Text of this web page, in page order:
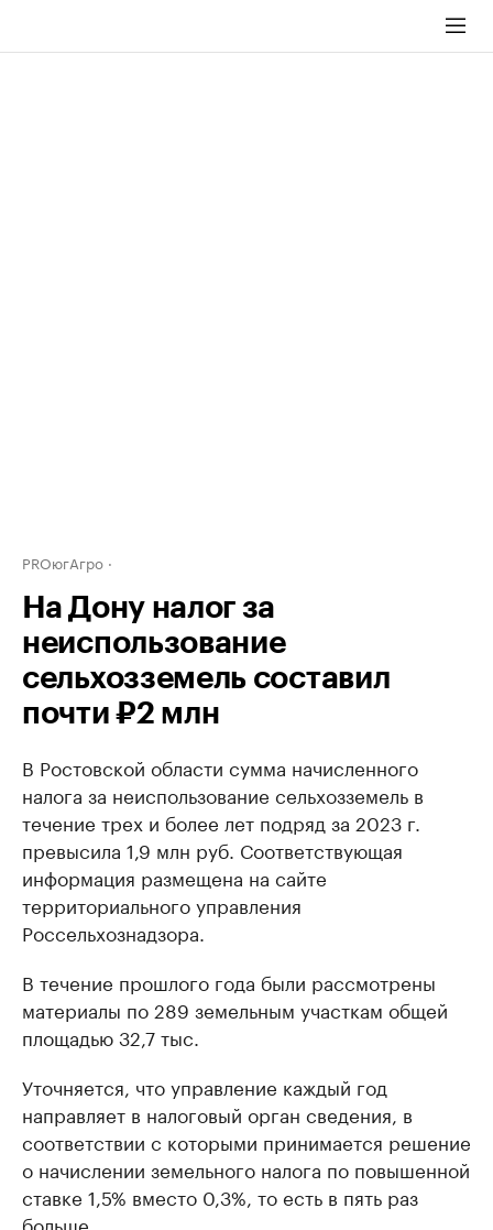
PROюгАгро
На Дону налог за
неиспользование
сельхозземель составил
почти ₽2 млн
В Ростовской области сумма начисленного
налога за неиспользование сельхозземель в
течение трех и более лет подряд за 2023 г.
превысила 1,9 млн руб. Соответствующая
информация размещена на сайте
территориального управления
Россельхознадзора.
В течение прошлого года были рассмотрены
материалы по 289 земельным участкам общей
площадью 32,7 тыс.
Уточняется, что управление каждый год
направляет в налоговый орган сведения, в
соответствии с которыми принимается решение
о начислении земельного налога по повышенной
ставке 1,5% вместо 0,3%, то есть в пять раз
больше.